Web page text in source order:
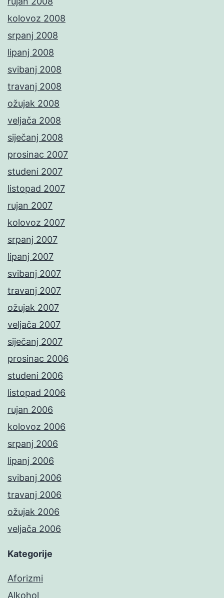
kolovoz 2008
srpanj 2008
lipanj 2008
svibanj 2008
travanj 2008
ožujak 2008
veljača 2008
siječanj 2008
prosinac 2007
studeni 2007
listopad 2007
rujan 2007
kolovoz 2007
srpanj 2007
lipanj 2007
svibanj 2007
travanj 2007
ožujak 2007
veljača 2007
siječanj 2007
prosinac 2006
studeni 2006
listopad 2006
rujan 2006
kolovoz 2006
srpanj 2006
lipanj 2006
svibanj 2006
travanj 2006
ožujak 2006
veljača 2006
Kategorije
Aforizmi
Alkohol